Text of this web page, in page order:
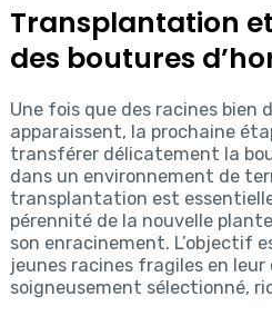
Transplantation
des boutures
Une fois que des racines bien
apparaissent, la prochaine
transférer délicatement la
dans un environnement de
transplantation est
pérennité de la nouvelle
son enracinement. L’objectif
jeunes racines fragiles en
soigneusement sélectionné,